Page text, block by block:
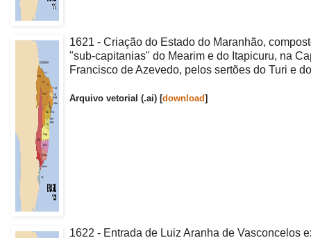
1621 - Criação do Estado do Maranhão,
"sub-capitanias" do Mearim e do Itapicuru, na
Francisco de Azevedo, pelos sertões do Turi e
Arquivo vetorial (.ai) [download]
1622 - Entrada de Luiz Aranha de Vasconcelos